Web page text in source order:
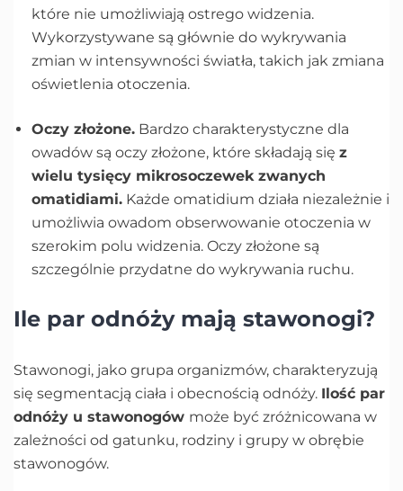
które nie umożliwiają ostrego widzenia.
Wykorzystywane są głównie do wykrywania
zmian w intensywności światła, takich jak zmiana
oświetlenia otoczenia.
Oczy złożone. Bardzo charakterystyczne dla
owadów są oczy złożone, które składają się z
wielu tysięcy mikrosoczewek zwanych
omatidiami. Każde omatidium działa niezależnie i
umożliwia owadom obserwowanie otoczenia w
szerokim polu widzenia. Oczy złożone są
szczególnie przydatne do wykrywania ruchu.
Ile par odnóży mają stawonogi?
Stawonogi, jako grupa organizmów, charakteryzują
się segmentacją ciała i obecnością odnóży. Ilość par
odnóży u stawonogów może być zróżnicowana w
zależności od gatunku, rodziny i grupy w obrębie
stawonogów.